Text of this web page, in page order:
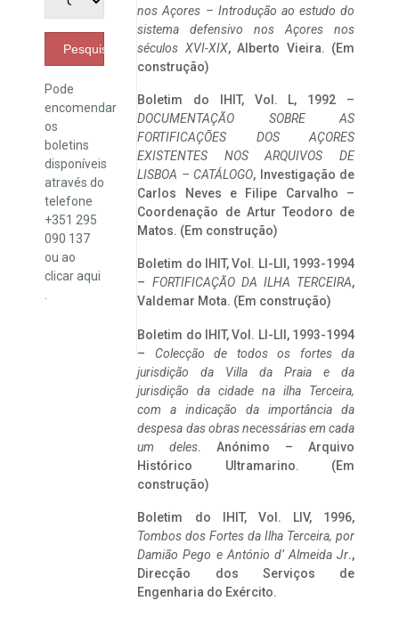
Pesquisar
Pode
encomendar
os
boletins
disponíveis
através do
telefone
+351 295
090 137
ou ao
clicaraqui
nos Açores – Introdução ao estudo do
sistema defensivo nos Açores nos
séculos XVI-XIX, Alberto Vieira. (Em
construção)
Boletim do IHIT, Vol. L, 1992 –
DOCUMENTAÇÃO SOBRE AS
FORTIFICAÇÕES DOS AÇORES
EXISTENTES NOS ARQUIVOS DE
LISBOA – CATÁLOGO, Investigação de
Carlos Neves e Filipe Carvalho –
Coordenação de Artur Teodoro de
Matos. (Em construção)
Boletim do IHIT, Vol. LI-LII, 1993-1994
– FORTIFICAÇÃO DA ILHA TERCEIRA,
Valdemar Mota. (Em construção)
Boletim do IHIT, Vol. LI-LII, 1993-1994
– Colecção de todos os fortes da
jurisdição da Villa da Praia e da
jurisdição da cidade na ilha Terceira,
com a indicação da importância da
despesa das obras necessárias em cada
um deles. Anónimo – Arquivo
Histórico Ultramarino. (Em
construção)
Boletim do IHIT, Vol. LIV, 1996,
Tombos dos Fortes da Ilha Terceira, por
Damião Pego e António d’ Almeida Jr.,
Direcção dos Serviços de
Engenharia do Exército.